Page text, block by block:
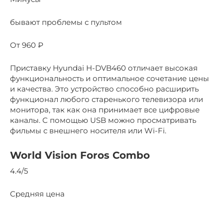
бывают проблемы с пультом
От 960 ₽
Приставку Hyundai H-DVB460 отличает высокая
функциональность и оптимальное сочетание цены
и качества. Это устройство способно расширить
функционал любого старенького телевизора или
монитора, так как она принимает все цифровые
каналы. С помощью USB можно просматривать
фильмы с внешнего носителя или Wi-Fi.
World Vision Foros Combo
4.4/5
Средняя цена